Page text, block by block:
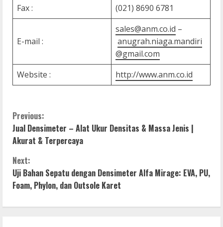
Fax :
(021) 8690 6781
E-mail :
sales@anm.co.id –
anugrah.niaga.mandiri
@gmail.com
Website :
http://www.anm.co.id
C
o
n
t
i
Previous:
Jual Densimeter – Alat Ukur Densitas & Massa Jenis |
Akurat & Terpercaya
Next:
Uji Bahan Sepatu dengan Densimeter Alfa Mirage: EVA, PU,
Foam, Phylon, dan Outsole Karet